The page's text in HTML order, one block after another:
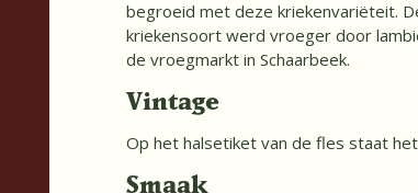
begroeid met deze kriekenvariëteit.
kriekensoort werd vroeger door
de vroegmarkt in Schaarbeek.
Vintage
Op het halsetiket van de fles staat het
Smaak